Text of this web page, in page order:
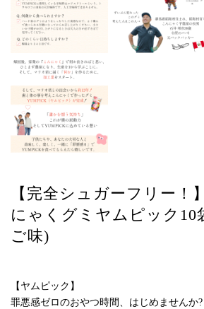
【完全シュガーフリー！
にゃくグミヤムピック10
ご味)
【ヤムピック】
罪悪感ゼロのおやつ時間、はじめませんか?